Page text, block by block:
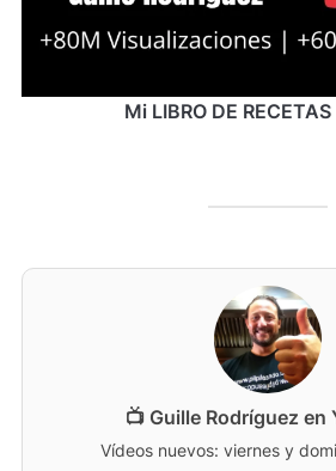
Mi LIBRO DE RECETAS
📺 Guille Rodríguez en
Vídeos nuevos: viernes y